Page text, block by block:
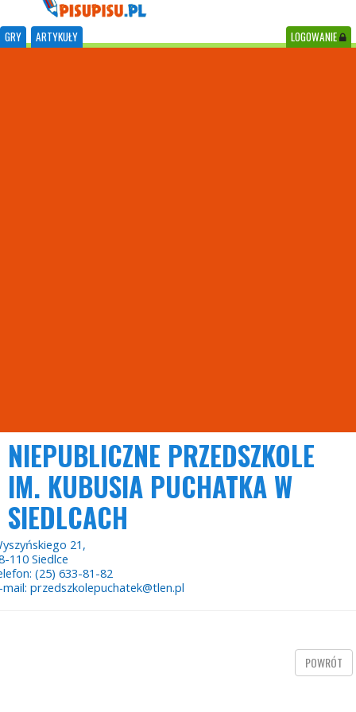
GRY ARTYKUŁY LOGOWANIE
NIEPUBLICZNE PRZEDSZKOLE
IM. KUBUSIA PUCHATKA W
SIEDLCACH
21,
110 Siedlce
(25) 633-81-82
przedszkolepuchatek@tlen.pl
POWRÓT